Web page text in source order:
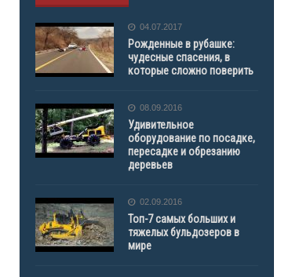
04.07.2017
Рожденные в рубашке:
чудесные спасения, в
которые сложно поверить
08.09.2016
Удивительное
оборудование по посадке,
пересадке и обрезанию
деревьев
02.09.2016
Топ-7 самых больших и
тяжелых бульдозеров в
мире